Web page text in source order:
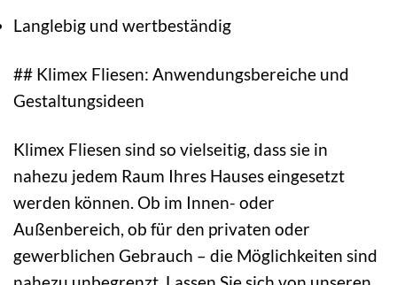
Langlebig und wertbeständig
## Klimex Fliesen: Anwendungsbereiche und
Gestaltungsideen
Klimex Fliesen sind so vielseitig, dass sie in
nahezu jedem Raum Ihres Hauses eingesetzt
werden können. Ob im Innen- oder
Außenbereich, ob für den privaten oder
gewerblichen Gebrauch – die Möglichkeiten sind